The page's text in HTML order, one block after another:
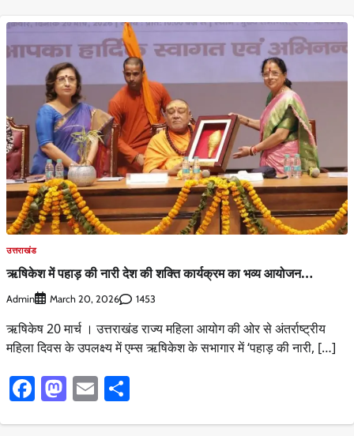
उत्तराखंड
ऋषिकेश में पहाड़ की नारी देश की शक्ति कार्यक्रम का भव्य आयोजन…
Admin March 20, 2026 1453
ऋषिकेष 20 मार्च । उत्तराखंड राज्य महिला आयोग की ओर से अंतर्राष्ट्रीय
महिला दिवस के उपलक्ष्य में एम्स ऋषिकेश के सभागार में ‘पहाड़ की नारी, […]
Facebook
Mastodon
Email